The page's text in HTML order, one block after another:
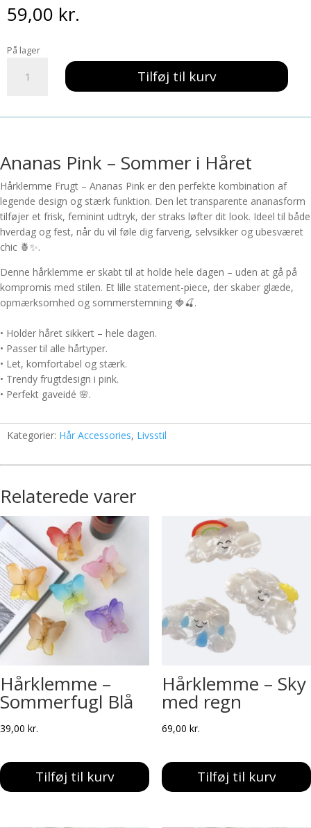
59,00 kr.
På lager
Frugt
Tilføj til kurv
Ananas Pink – Sommer i Håret
Hårklemme Frugt – Ananas Pink er den perfekte kombination af
legende design og stærk funktion. Den let transparente ananasform
tilføjer et frisk, feminint udtryk, der straks løfter dit look. Ideel til både
hverdag og fest, når du vil føle dig farverig, selvsikker og ubesværet
chic 🍍✨.
Denne hårklemme er skabt til at holde hele dagen – uden at gå på
kompromis med stilen. Et lille statement-piece, der skaber glæde,
opmærksomhed og sommerstemning 🍓🍒.
• Holder håret sikkert – hele dagen.
• Passer til alle hårtyper.
• Let, komfortabel og stærk.
• Trendy frugtdesign i pink.
• Perfekt gaveidé 🌸.
Kategorier: Hår Accessories, Livsstil
Relaterede varer
Hårklemme –
Sommerfugl Blå
39,00 kr.
Tilføj til kurv
Hårklemme – Sky
med regn
69,00 kr.
Tilføj til kurv